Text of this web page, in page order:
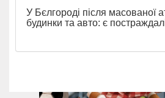
У Бєлгороді після масованої
будинки та авто: є